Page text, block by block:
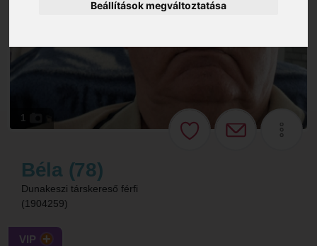
Beállítások megváltoztatása
1
Béla (78)
Dunakeszi társkereső férfi
(1904259)
VIP